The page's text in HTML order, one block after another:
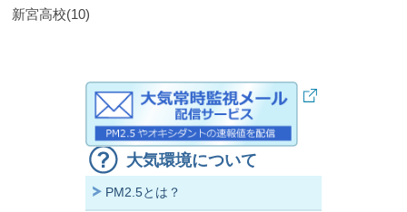
新宮高校(10)
大気環境について
PM2.5とは？